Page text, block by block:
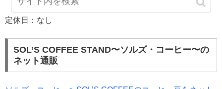
定休日：なし
SOL’S COFFEE STAND〜ソルズ・コーヒー〜の
ネット通販